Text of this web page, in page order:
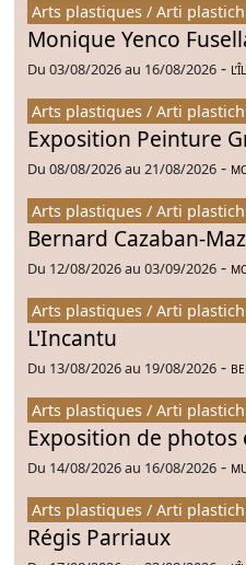
Arts plastiques / Arti
Monique Yenco
Du 03/08/2026 au 16/08/2026 -
Arts plastiques / Arti
Exposition Peinture
Du 08/08/2026 au 21/08/2026 -
Arts plastiques / Arti
Bernard Cazaban-
Du 12/08/2026 au 03/09/2026 -
Arts plastiques / Arti
L'Incantu
Du 13/08/2026 au 19/08/2026 -
Arts plastiques / Arti
Exposition de photos
Du 14/08/2026 au 16/08/2026 -
Arts plastiques / Arti
Régis Parriaux